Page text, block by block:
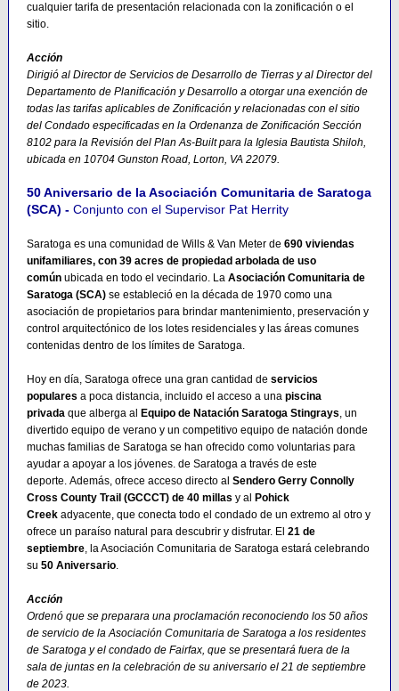
cualquier tarifa de presentación relacionada con la zonificación o el
sitio.
Acción
Dirigió al Director de Servicios de Desarrollo de Tierras y al Director del
Departamento de Planificación y Desarrollo a otorgar una exención de
todas las tarifas aplicables de Zonificación y relacionadas con el sitio
del Condado especificadas en la Ordenanza de Zonificación Sección
8102 para la Revisión del Plan As-Built para la Iglesia Bautista Shiloh,
ubicada en 10704 Gunston Road, Lorton, VA 22079.
50 Aniversario de la Asociación Comunitaria de Saratoga
(SCA) - Conjunto con el Supervisor ​​Pat Herrity
Saratoga es una comunidad de Wills & Van Meter de 690 viviendas
unifamiliares, con 39 acres de propiedad arbolada de uso
común ubicada en todo el vecindario. La Asociación Comunitaria de
Saratoga (SCA) se estableció en la década de 1970 como una
asociación de propietarios para brindar mantenimiento, preservación y
control arquitectónico de los lotes residenciales y las áreas comunes
contenidas dentro de los límites de Saratoga.
Hoy en día, Saratoga ofrece una gran cantidad de servicios
populares a poca distancia, incluido el acceso a una piscina
privada que alberga al Equipo de Natación Saratoga Stingrays, un
divertido equipo de verano y un competitivo equipo de natación donde
muchas familias de Saratoga se han ofrecido como voluntarias para
ayudar a apoyar a los jóvenes. de Saratoga a través de este
deporte. Además, ofrece acceso directo al Sendero Gerry Connolly
Cross County Trail (GCCCT) de 40 millas y al Pohick
Creek adyacente, que conecta todo el condado de un extremo al otro y
ofrece un paraíso natural para descubrir y disfrutar. El 21 de
septiembre, la Asociación Comunitaria de Saratoga estará celebrando
su 50 Aniversario.
Acción
Ordenó que se preparara una proclamación reconociendo los 50 años
de servicio de la Asociación Comunitaria de Saratoga a los residentes
de Saratoga y el condado de Fairfax, que se presentará fuera de la
sala de juntas en la celebración de su aniversario el 21 de septiembre
de 2023.